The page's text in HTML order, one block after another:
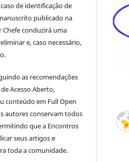
de identificação de
publicado na
Chefe conduzirá uma
e, caso necessário,
as recomendações
Acesso Aberto,
conteúdo em Full Open
autores conservam todos
que a Encontros
seus artigos e
toda a comunidade.